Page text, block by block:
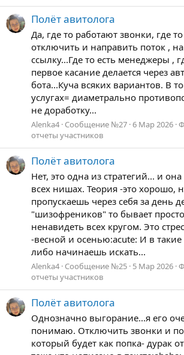
Полёт авитолога
Да, где то работают звонки, где
отключить и направить поток ,
ссылку...Где то есть менеджеры ,
первое касание делается через
бота...Куча всяких вариантов. В
услугах= диаметрально
не доработку...
Alenka4 Сообщение №27 6 Мар 2026
отчеты участников
Полёт авитолога
Нет, это одна из стратегий... и
всех нишах. Теория -это хорошо,
пропускаешь через себя за день
"шизофреников" то бывает
ненавидеть всех кругом. Это
-весной и осенью:acute: И в
либо начинаешь искать...
Alenka4 Сообщение №25 5 Мар 2026
отчеты участников
Полёт авитолога
Однозначно выгорание...я его
понимаю. Отключить звонки и
который будет как попка- дурак